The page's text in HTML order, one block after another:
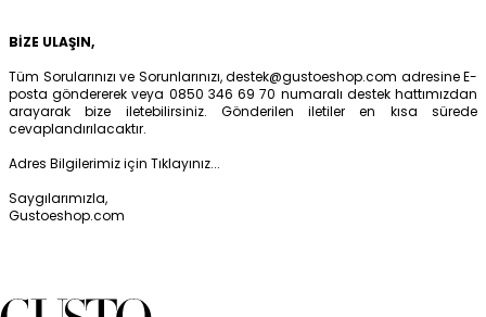
BİZE ULAŞIN,
Tüm Sorularınızı ve Sorunlarınızı,destek@gustoeshop.com adresine E-
posta göndererek veya 0850 346 69 70 numaralı destek hattımızdan
arayarak bize iletebilirsiniz. Gönderilen iletiler en kısa sürede
cevaplandırılacaktır.
Adres Bilgilerimiz için Tıklayınız...
Saygılarımızla,
Gustoeshop.com